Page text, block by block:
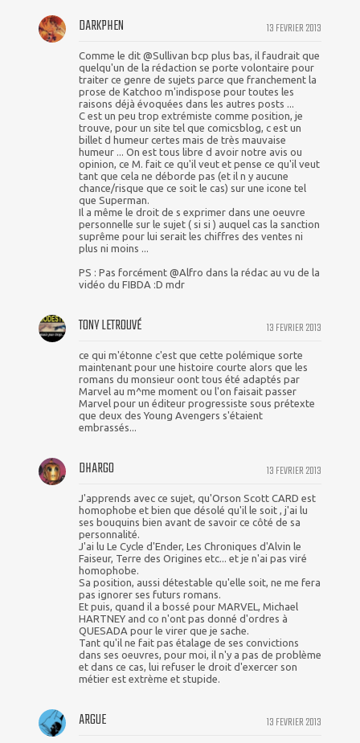
13 FEVRIER 2013
DARKPHEN
Comme le dit @Sullivan bcp plus bas, il faudrait que
quelqu'un de la rédaction se porte volontaire pour
traiter ce genre de sujets parce que franchement la
prose de Katchoo m'indispose pour toutes les
raisons déjà évoquées dans les autres posts ...
C est un peu trop extrémiste comme position, je
trouve, pour un site tel que comicsblog, c est un
billet d humeur certes mais de très mauvaise
humeur ... On est tous libre d avoir notre avis ou
opinion, ce M. fait ce qu'il veut et pense ce qu'il veut
tant que cela ne déborde pas (et il n y aucune
chance/risque que ce soit le cas) sur une icone tel
que Superman.
Il a même le droit de s exprimer dans une oeuvre
personnelle sur le sujet ( si si ) auquel cas la sanction
suprême pour lui serait les chiffres des ventes ni
plus ni moins ...
PS : Pas forcément @Alfro dans la rédac au vu de la
vidéo du FIBDA :D mdr
13 FEVRIER 2013
TONY LETROUVÉ
ce qui m'étonne c'est que cette polémique sorte
maintenant pour une histoire courte alors que les
romans du monsieur oont tous été adaptés par
Marvel au m^me moment ou l'on faisait passer
Marvel pour un éditeur progressiste sous prétexte
que deux des Young Avengers s'étaient
embrassés...
13 FEVRIER 2013
DHARGO
J'apprends avec ce sujet, qu'Orson Scott CARD est
homophobe et bien que désolé qu'il le soit , j'ai lu
ses bouquins bien avant de savoir ce côté de sa
personnalité.
J'ai lu Le Cycle d'Ender, Les Chroniques d'Alvin le
Faiseur, Terre des Origines etc... et je n'ai pas viré
homophobe.
Sa position, aussi détestable qu'elle soit, ne me fera
pas ignorer ses futurs romans.
Et puis, quand il a bossé pour MARVEL, Michael
HARTNEY and co n'ont pas donné d'ordres à
QUESADA pour le virer que je sache.
Tant qu'il ne fait pas étalage de ses convictions
dans ses oeuvres, pour moi, il n'y a pas de problème
et dans ce cas, lui refuser le droit d'exercer son
métier est extrème et stupide.
13 FEVRIER 2013
ARGUE